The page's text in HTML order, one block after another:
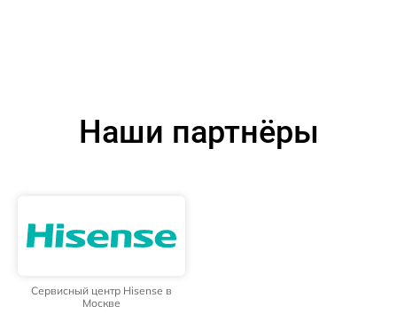
Наши партнёры
Сервисный центр Hisense в
Москве